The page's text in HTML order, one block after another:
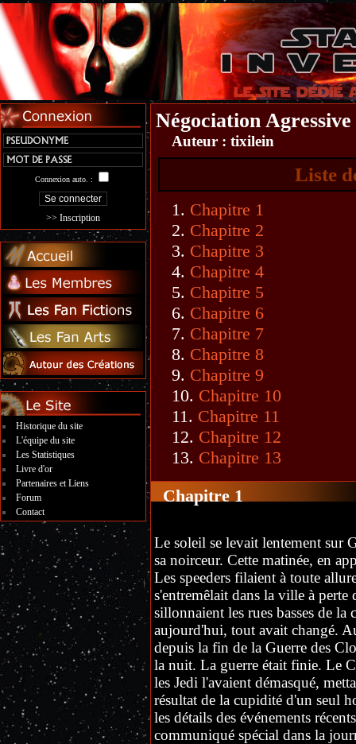
Connexion auto. :
>> Inscription
Historique du site
L'équipe du site
Les Statistiques
Livre d'or
Partenaires et Liens
Forum
Contact
Négociation Agressive
Auteur : tixilein
Liste
Chapitre 1
Chapitre 2
Chapitre 3
Chapitre 4
Chapitre 5
Chapitre 6
Chapitre 7
Chapitre 8
Chapitre 9
Chapitre 10
Chapitre 11
Chapitre 12
Chapitre 13
Chapitre 1
Le soleil se levait lentement sur
sa noirceur. Cette matinée, en
Les speeders filaient à toute
s'entremêlait dans la ville à
sillonnaient les rues basses de
aujourd'hui, tout avait changé.
depuis la fin de la Guerre des
la nuit. La guerre était finie. Le
les Jedi l'avaient démasqué,
résultat de la cupidité d'un seul
les détails des événements
communiqué spécial dans la